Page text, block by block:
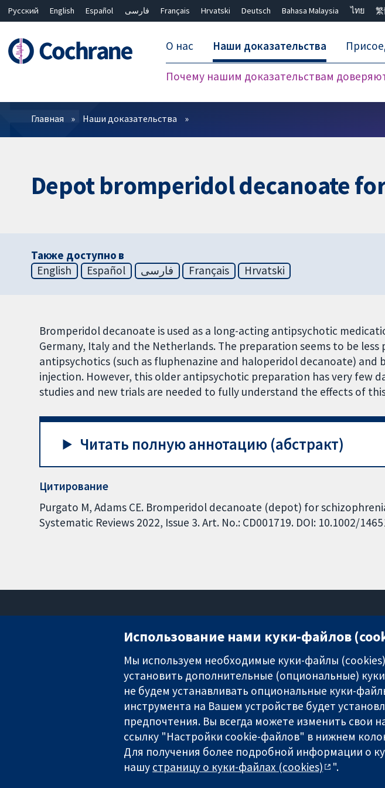
Русский English Español فارسی Français Hrvatski Deutsch Bahasa Malaysia ไทย
О нас Наши доказательства
Почему нашим доказательствам
Фильтры
Главная Наши доказательства
Depot bromperidol decanoate
Также доступно в
English
Español فارسی Français Hrvatski
Bromperidol decanoate is used as a long-acting antipsychotic
Germany, Italy and the Netherlands. The preparation seems to be
antipsychotics (such as fluphenazine and haloperidol decanoate) and
injection. However, this older antipsychotic preparation has very few
studies and new trials are needed to fully understand the effects of
Читать полную аннотацию (абстракт)
Цитирование
Purgato M, Adams CE. Bromperidol decanoate (depot) for
Systematic Reviews 2022, Issue 3. Art. No.: CD001719. DOI: 10.1002/
Надёжные доказательства
Информированные решения
11-13 Cavendish Square
W1G 0AN
United Kingdom
The Cochrane Collaboration is a charity (no. 1045921) and a company limited by guarantee (no.
Copyright © 2026 The Cochrane Collaboration
Использование нами куки-файлов
Мы используем необходимые куки-файлы
установить дополнительные (опциональные)
не будем устанавливать опциональные куки-
инструмента на Вашем устройстве будет
предпочтения. Вы всегда можете изменить свои
ссылку "Настройки cookie-файлов" в нижнем
Для получения более подробной информации о
нашу страницу о куки-файлах (cookies) ".